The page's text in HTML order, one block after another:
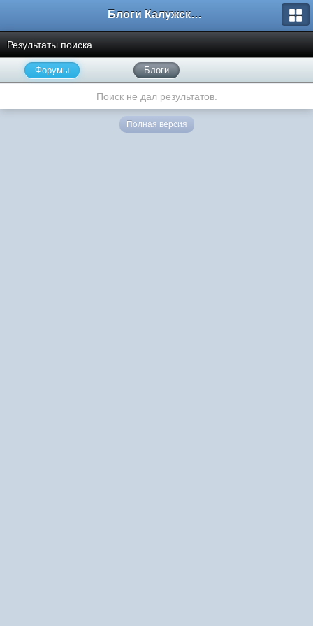
Блоги Калужского перекрестка
Результаты поиска
Форумы Блоги
Поиск не дал результатов.
Полная версия